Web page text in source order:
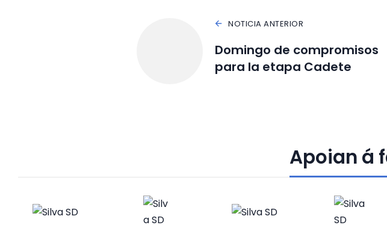
NOTICIA ANTERIOR
Domingo de compromisos
para la etapa Cadete
Apoian á